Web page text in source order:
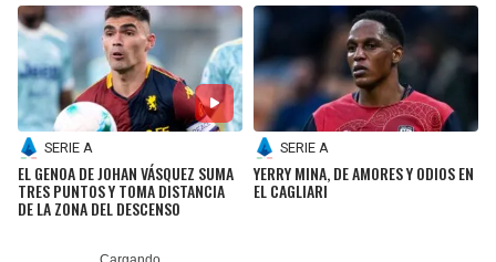
SERIE A
EL GENOA DE JOHAN VÁSQUEZ SUMA
TRES PUNTOS Y TOMA DISTANCIA
DE LA ZONA DEL DESCENSO
SERIE A
YERRY MINA, DE AMORES Y ODIOS EN
EL CAGLIARI